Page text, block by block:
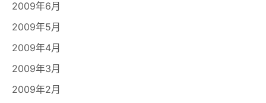
2009年6月
2009年5月
2009年4月
2009年3月
2009年2月